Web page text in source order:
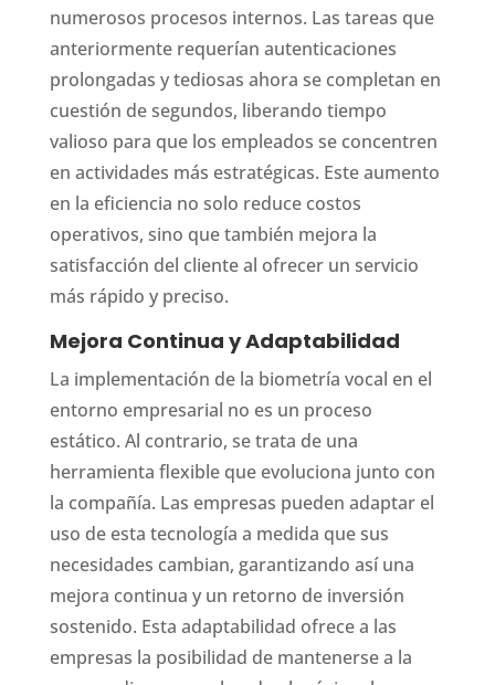
numerosos procesos internos. Las tareas que
anteriormente requerían autenticaciones
prolongadas y tediosas ahora se completan en
cuestión de segundos, liberando tiempo
valioso para que los empleados se concentren
en actividades más estratégicas. Este aumento
en la eficiencia no solo reduce costos
operativos, sino que también mejora la
satisfacción del cliente al ofrecer un servicio
más rápido y preciso.
Mejora Continua y Adaptabilidad
La implementación de la biometría vocal en el
entorno empresarial no es un proceso
estático. Al contrario, se trata de una
herramienta flexible que evoluciona junto con
la compañía. Las empresas pueden adaptar el
uso de esta tecnología a medida que sus
necesidades cambian, garantizando así una
mejora continua y un retorno de inversión
sostenido. Esta adaptabilidad ofrece a las
empresas la posibilidad de mantenerse a la